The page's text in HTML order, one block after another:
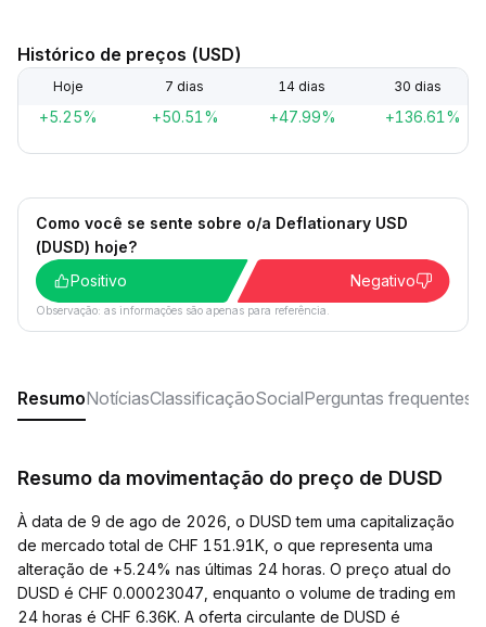
Histórico de preços (USD)
Hoje 7 dias 14 dias 30 dias
+5.25% +50.51% +47.99% +136.61%
Como você se sente sobre o/a Deflationary USD
(DUSD) hoje?
Positivo
Negativo
Observação: as informações são apenas para referência.
ResumoNotíciasClassificaçãoSocialPerguntas frequentes
Resumo da movimentação do preço de DUSD
À data de 9 de ago de 2026, o DUSD tem uma capitalização
de mercado total de CHF 151.91K, o que representa uma
alteração de +5.24% nas últimas 24 horas. O preço atual do
DUSD é CHF 0.00023047, enquanto o volume de trading em
24 horas é CHF 6.36K. A oferta circulante de DUSD é